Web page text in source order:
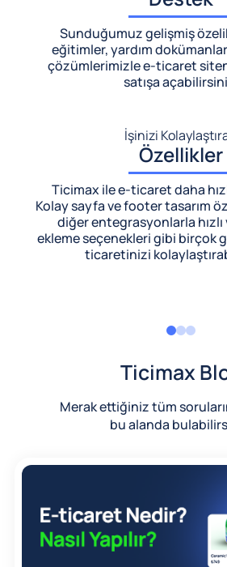
Sunduğumuz gelişmiş
eğitimler, yardım
çözümlerimizlee-ticaret
satışa
İşinizi
Özellikler
Ticimax ile e-ticaret daha
Kolay sayfa ve footer tasarım
diğer entegrasyonlarla
ekleme seçenekleri gibi birçok
ticaretinizi
Ticimax
Merak ettiğiniz tüm
bu alanda